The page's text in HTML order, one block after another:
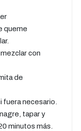
queme
con
de
fuera necesario.
tapar y
minutos más.